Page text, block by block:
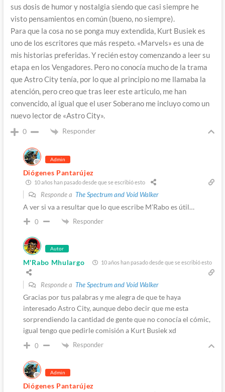
sus dosis de humor y nostalgia siendo que casi siempre he
visto pensamientos en común (bueno, no siempre).
Para que la cosa no se ponga muy extendida, Kurt Busiek es
uno de los escritores que más respeto. «Marvels» es una de
mis historias preferidas. Y recién estoy comenzando a leer su
etapa en los Vengadores. Pero no conocía mucho de la trama
que Astro City tenía, por lo que al principio no me llamaba la
atención, pero creo que tras leer este articulo, me han
convencido, al igual que el user Soberano me incluyo como un
nuevo lector de «Astro City».
0 Responder
Admin
Diógenes Pantarújez
10 años han pasado desde que se escribió esto
Responde a The Spectrum and Void Walker
A ver si va a resultar que lo que escribe M’Rabo es útil…
0 Responder
Autor
M'Rabo Mhulargo 10 años han pasado desde que se escribió esto
Responde a The Spectrum and Void Walker
Gracias por tus palabras y me alegra de que te haya
interesado Astro City, aunque debo decir que me esta
sorprendiendo la cantidad de gente que no conocía el cómic,
igual tengo que pedirle comisión a Kurt Busiek xd
0 Responder
Admin
Diógenes Pantarújez